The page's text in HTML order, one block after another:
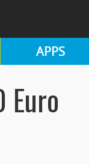
APPS